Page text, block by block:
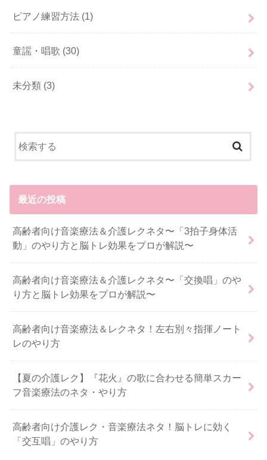
ピアノ練習方法 (1)
童謡・唱歌 (30)
未分類 (3)
最近の投稿
高齢者向け音楽療法＆介護レクネタ〜「3拍子身体活
動」のやり方と脳トレ効果をプロが解説〜
高齢者向け音楽療法＆介護レクネタ〜「交換唱」のや
り方と脳トレ効果をプロが解説〜
高齢者向け音楽療法＆レクネタ！左右別々指揮ノート
レのやり方
【夏の介護レク】『花火』の歌に合わせる簡単スカー
フ音楽療法のネタ・やり方
高齢者向け介護レク・音楽療法ネタ！脳トレに効く
「交互唱」のやり方